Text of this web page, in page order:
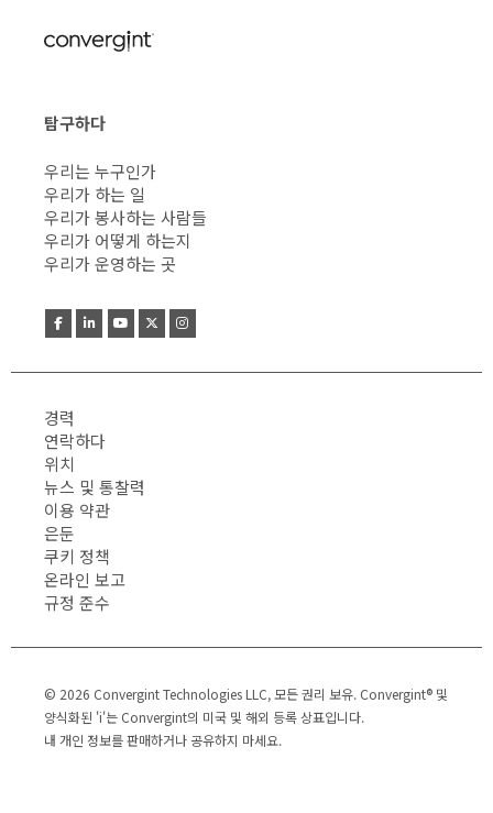
탐구하다
우리는 누구인가
우리가 하는 일
우리가 봉사하는 사람들
우리가 어떻게 하는지
우리가 운영하는 곳
경력
연락하다
위치
뉴스 및 통찰력
이용 약관
은둔
쿠키 정책
온라인 보고
규정 준수
© 2026 Convergint Technologies LLC, 모든 권리 보유. Convergint® 및
양식화된 'i'는 Convergint의 미국 및 해외 등록 상표입니다.
내 개인 정보를 판매하거나 공유하지 마세요.